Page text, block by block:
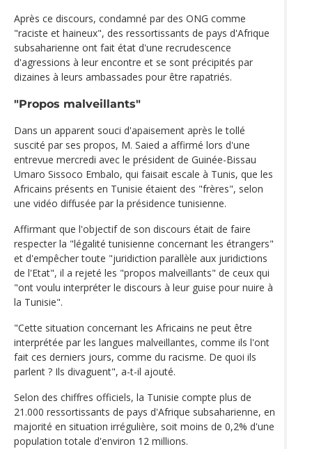
Après ce discours, condamné par des ONG comme
"raciste et haineux", des ressortissants de pays d'Afrique
subsaharienne ont fait état d'une recrudescence
d'agressions à leur encontre et se sont précipités par
dizaines à leurs ambassades pour être rapatriés.
"Propos malveillants"
Dans un apparent souci d'apaisement après le tollé
suscité par ses propos, M. Saied a affirmé lors d'une
entrevue mercredi avec le président de Guinée-Bissau
Umaro Sissoco Embalo, qui faisait escale à Tunis, que les
Africains présents en Tunisie étaient des "frères", selon
une vidéo diffusée par la présidence tunisienne.
Affirmant que l'objectif de son discours était de faire
respecter la "légalité tunisienne concernant les étrangers"
et d'empêcher toute "juridiction parallèle aux juridictions
de l'Etat", il a rejeté les "propos malveillants" de ceux qui
"ont voulu interpréter le discours à leur guise pour nuire à
la Tunisie".
"Cette situation concernant les Africains ne peut être
interprétée par les langues malveillantes, comme ils l'ont
fait ces derniers jours, comme du racisme. De quoi ils
parlent ? Ils divaguent", a-t-il ajouté.
Selon des chiffres officiels, la Tunisie compte plus de
21.000 ressortissants de pays d'Afrique subsaharienne, en
majorité en situation irrégulière, soit moins de 0,2% d'une
population totale d'environ 12 millions.